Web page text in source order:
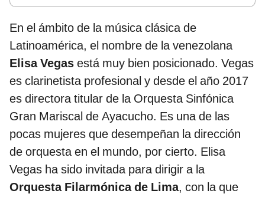
En el ámbito de la música clásica de
Latinoamérica, el nombre de la venezolana
Elisa Vegas está muy bien posicionado. Vegas
es clarinetista profesional y desde el año 2017
es directora titular de la Orquesta Sinfónica
Gran Mariscal de Ayacucho. Es una de las
pocas mujeres que desempeñan la dirección
de orquesta en el mundo, por cierto. Elisa
Vegas ha sido invitada para dirigir a la
Orquesta Filarmónica de Lima, con la que